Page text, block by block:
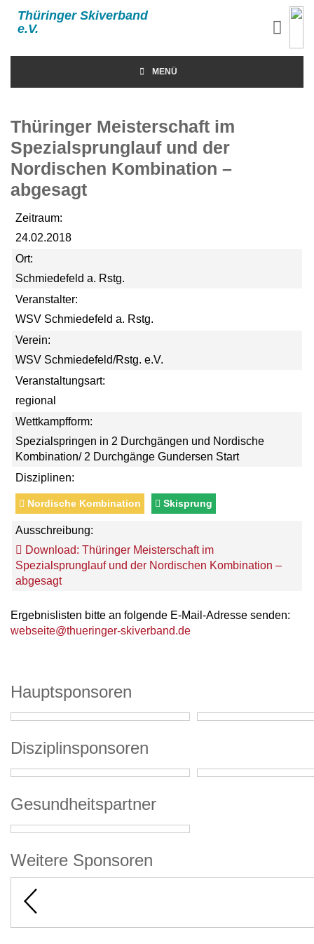
Thüringer Skiverband
e.V.
MENÜ
Thüringer Meisterschaft im
Spezialsprunglauf und der
Nordischen Kombination –
abgesagt
Zeitraum:
24.02.2018
Ort:
Schmiedefeld a. Rstg.
Veranstalter:
WSV Schmiedefeld a. Rstg.
Verein:
WSV Schmiedefeld/Rstg. e.V.
Veranstaltungsart:
regional
Wettkampfform:
Spezialspringen in 2 Durchgängen und Nordische
Kombination/ 2 Durchgänge Gundersen Start
Disziplinen:
Nordische Kombination Skisprung
Ausschreibung:
Download: Thüringer Meisterschaft im
Spezialsprunglauf und der Nordischen Kombination –
abgesagt
Ergebnislisten bitte an folgende E-Mail-Adresse senden:
webseite@thueringer-skiverband.de
Hauptsponsoren
Disziplinsponsoren
Gesundheitspartner
Weitere Sponsoren